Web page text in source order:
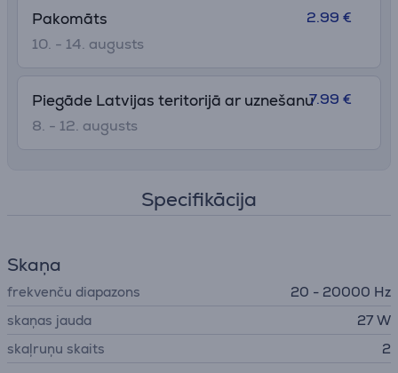
Pakomāts
10. - 14. augusts
2.99 €
Piegāde Latvijas teritorijā ar uznešanu
8. - 12. augusts
7.99 €
Specifikācija
Skaņa
frekvenču diapazons
20 - 20000 Hz
skaņas jauda
27 W
skaļruņu skaits
2